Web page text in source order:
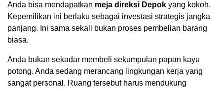
Anda bisa mendapatkan meja direksi Depok yang kokoh.
Kepemilikan ini berlaku sebagai investasi strategis jangka
panjang. Ini sama sekali bukan proses pembelian barang
biasa.
Anda bukan sekadar membeli sekumpulan papan kayu
potong. Anda sedang merancang lingkungan kerja yang
sangat personal. Ruang tersebut harus mendukung